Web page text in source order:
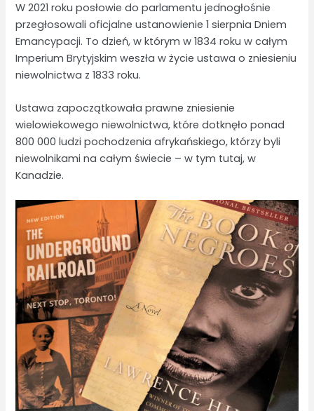
W 2021 roku posłowie do parlamentu jednogłośnie
przegłosowali oficjalne ustanowienie 1 sierpnia Dniem
Emancypacji. To dzień, w którym w 1834 roku w całym
Imperium Brytyjskim weszła w życie ustawa o zniesieniu
niewolnictwa z 1833 roku.
Ustawa zapoczątkowała prawne zniesienie
wielowiekowego niewolnictwa, które dotknęło ponad
800 000 ludzi pochodzenia afrykańskiego, którzy byli
niewolnikami na całym świecie – w tym tutaj, w
Kanadzie.